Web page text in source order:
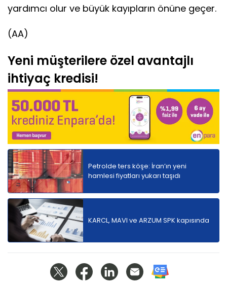
yardımcı olur ve büyük kayıpların önüne geçer.
(AA)
Yeni müşterilere özel avantajlı
ihtiyaç kredisi!
Petrolde ters köşe: İran’ın yeni
hamlesi fiyatları yukarı taşıdı
KARCL, MAVI ve ARZUM SPK kapısında